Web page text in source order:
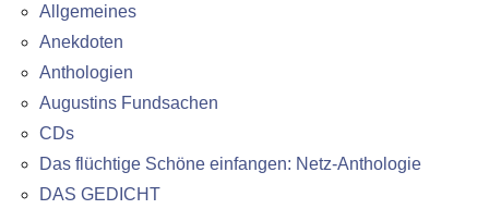
Allgemeines
Anekdoten
Anthologien
Augustins Fundsachen
CDs
Das flüchtige Schöne einfangen: Netz-Anthologie
DAS GEDICHT